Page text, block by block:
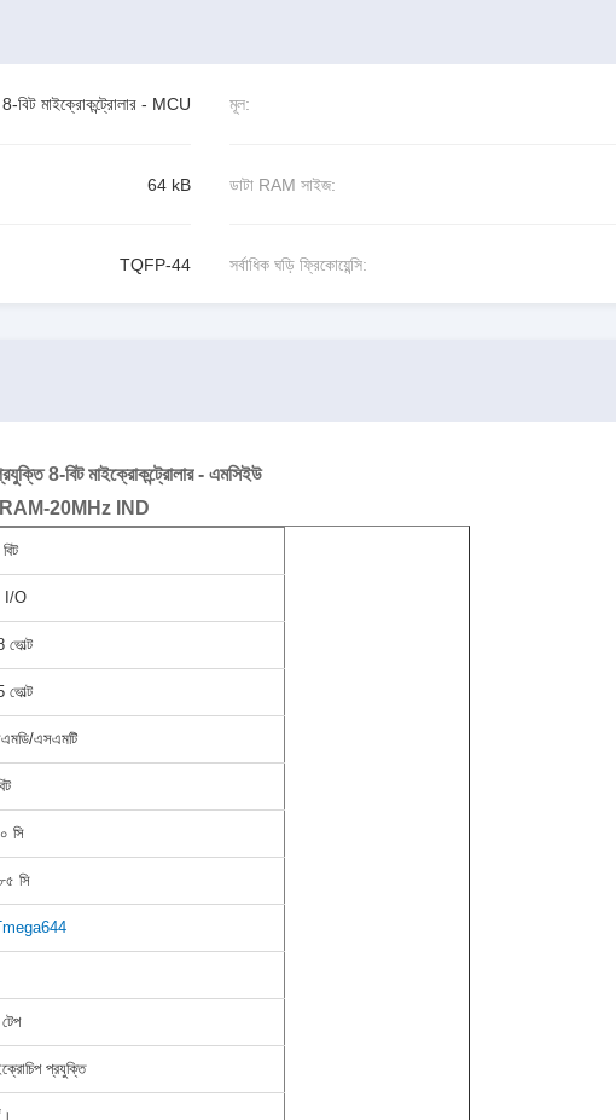
8-বিট মাইক্রোকন্ট্রোলার - MCU মূল:
64 kB ডাটা RAM সাইজ:
TQFP-44 সর্বাধিক ঘড়ি ফ্রিকোয়েন্সি:
8-বিট মাইক্রোকন্ট্রোলার - এমসিইউ
20MHz IND
I/O
ভোল্ট
ভোল্ট
এসএমটি
সি
সি
প্রযুক্তি